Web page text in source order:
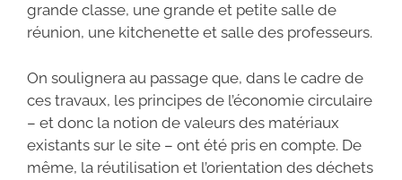
grande classe, une grande et petite salle de
réunion, une kitchenette et salle des professeurs.
On soulignera au passage que, dans le cadre de
ces travaux, les principes de l’économie circulaire
– et donc la notion de valeurs des matériaux
existants sur le site – ont été pris en compte. De
même, la réutilisation et l’orientation des déchets